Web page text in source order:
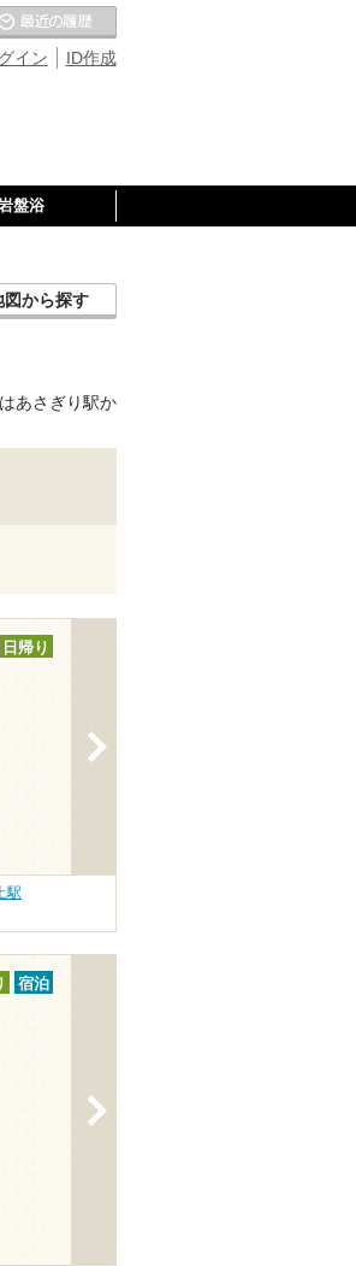
ID作成
イン
に入りの温泉
盤浴
図から探す
あさぎり駅か
日帰り
駅
宿泊